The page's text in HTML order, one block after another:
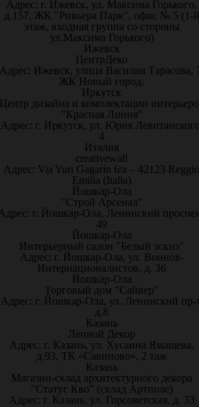
Адрес: г. Ижевск, ул. Максима Горького,
д.157, ЖК "Ривьера Парк", офис № 5 (1-й
этаж, входная группа со стороны
ул.Максима Горького)
Ижевск
ЦентрДеко
Ижевск, улица Василия Тарасова,
ЖК Новый город.
Иркутск
дизайна и комплектации
"Красная Линия"
Адрес: г. Иркутск, ул. Юрия
4
Италия
creativewall
Адрес: Via Yuri Gagarin 6/a – 42123 Reggio
Emilia (Italia)
Йошкар-Ола
"Строй Арсенал"
г. Йошкар-Ола, Ленинский
49
Йошкар-Ола
Интерьерный салон "Белый эскиз"
Адрес: г. Йошкар-Ола, ул. Воинов-
Интернационалистов, д. 36
Йошкар-Ола
Торговый дом "Сайвер"
Адрес: г. Йошкар-Ола, ул. Ленинский пр-
д.8
Казань
Лепной Декор
Адрес: г. Казань, ул. Хусаина Ямашева,
д.93, ТК «Савиново», 2 таж
Казань
Магазин-склад архитектурного декора
"Статус Кво" (склад Артполе)
Адрес: г. Казань, ул. Горсоветская, д. 33